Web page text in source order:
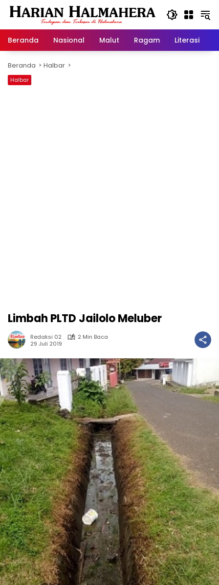
Langsung
Beranda
Nasional Malut Ragam Literasi
Beranda Halbar
Halbar
Limbah PLTD Jailolo Meluber
Redaksi 02
2 Min Baca
29 Juli 2019